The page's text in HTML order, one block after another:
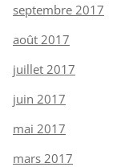
septembre 2017
août 2017
juillet 2017
juin 2017
mai 2017
mars 2017